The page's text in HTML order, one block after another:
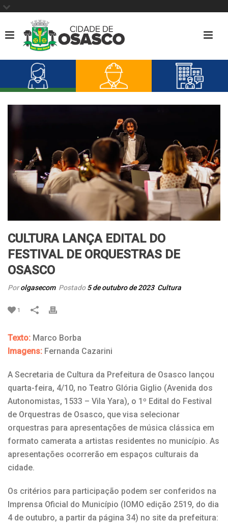
CULTURA LANÇA EDITAL DO
FESTIVAL DE ORQUESTRAS DE
OSASCO
Porolgasecom Postado5 de outubro de 2023 Cultura
1
Texto: Marco Borba
Imagens: Fernanda Cazarini
A Secretaria de Cultura da Prefeitura de Osasco lançou
quarta-feira, 4/10, no Teatro Glória Giglio (Avenida dos
Autonomistas, 1533 – Vila Yara), o 1º Edital do Festival
de Orquestras de Osasco, que visa selecionar
orquestras para apresentações de música clássica em
formato camerata a artistas residentes no município. As
apresentações ocorrerão em espaços culturais da
cidade.
Os critérios para participação podem ser conferidos na
Imprensa Oficial do Município (IOMO edição 2519, do dia
4 de outubro, a partir da página 34) no site da prefeitura: